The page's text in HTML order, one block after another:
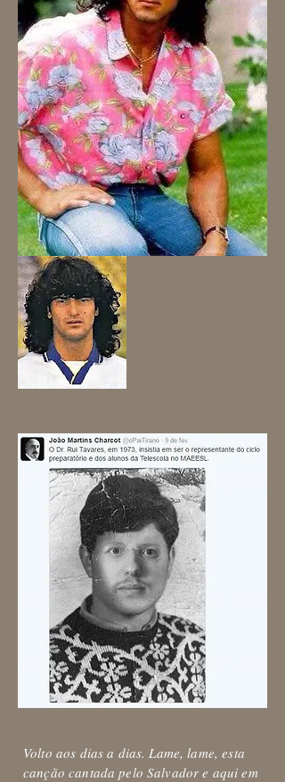
Volto aos dias a dias. Lame, lame, esta
canção cantada pelo Salvador e aqui em